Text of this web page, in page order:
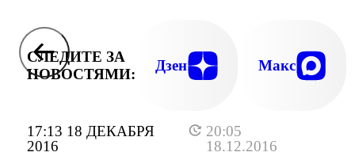
17:13 18 ДЕКАБРЯ
2016
20:05
18.12.2016
СЛЕДИТЕ ЗА
НОВОСТЯМИ:
Дзен Макс